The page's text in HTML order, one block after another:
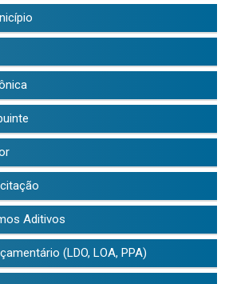
Aditivos
(LDO, LOA, PPA)